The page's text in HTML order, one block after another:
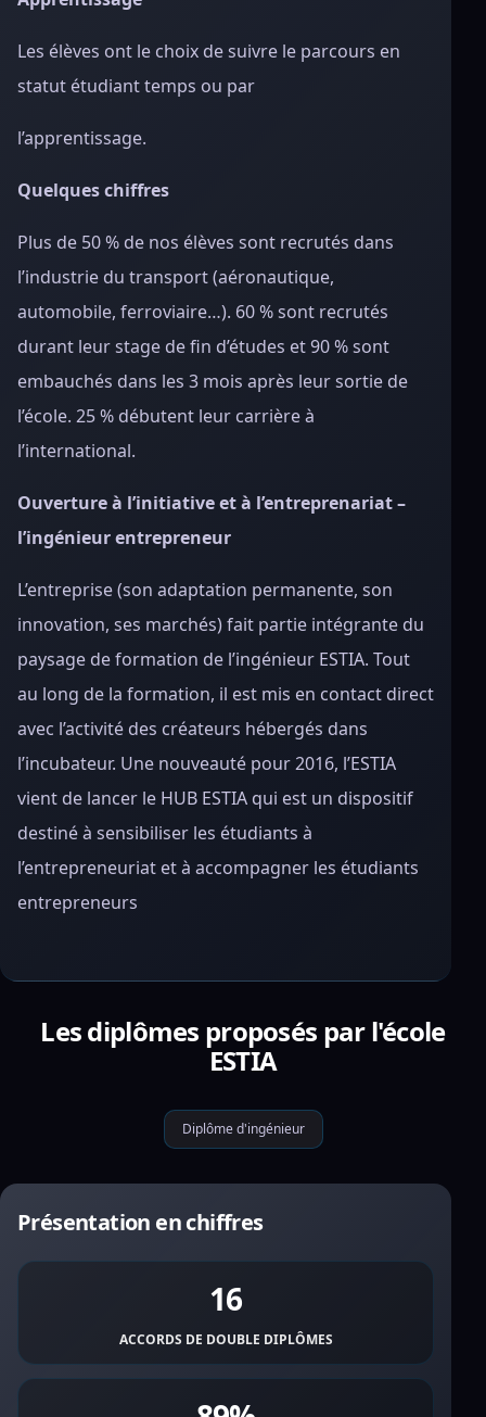
Les élèves ont le choix de suivre le parcours en
statut étudiant temps ou par
l’apprentissage.
Quelques chiffres
Plus de 50 % de nos élèves sont recrutés dans
l’industrie du transport (aéronautique,
automobile, ferroviaire…). 60 % sont recrutés
durant leur stage de fin d’études et 90 % sont
embauchés dans les 3 mois après leur sortie de
l’école. 25 % débutent leur carrière à
l’international.
Ouverture à l’initiative et à l’entreprenariat –
l’ingénieur entrepreneur
L’entreprise (son adaptation permanente, son
innovation, ses marchés) fait partie intégrante du
paysage de formation de l’ingénieur ESTIA. Tout
au long de la formation, il est mis en contact direct
avec l’activité des créateurs hébergés dans
l’incubateur. Une nouveauté pour 2016, l’ESTIA
vient de lancer le HUB ESTIA qui est un dispositif
destiné à sensibiliser les étudiants à
l’entrepreneuriat et à accompagner les étudiants
entrepreneurs
Les diplômes proposés par l'école
ESTIA
Diplôme d'ingénieur
Présentation en chiffres
16
ACCORDS DE DOUBLE DIPLÔMES